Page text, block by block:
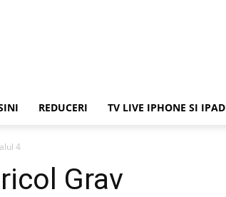
REDUCERI TV LIVE IPHONE SI IPAD
4
Grav